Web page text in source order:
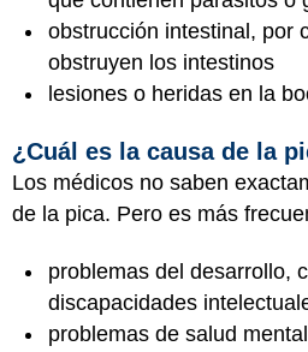
obstrucción intestinal, por
obstruyen los intestinos
lesiones o heridas en la
¿Cuál es la causa de la
Los médicos no saben
de la pica. Pero es más
problemas del desarrollo,
discapacidades
problemas de salud